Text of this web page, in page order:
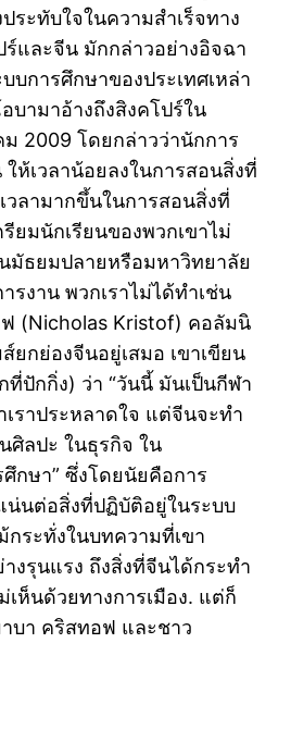
ระทับใจในความสำเร็จทาง
ร์และจีน มักกล่าวอย่างอิจฉา
บการศึกษาของประเทศเหล่า
บามาอ้างถึงสิงคโปร์ใน
2009 โดยกล่าวว่านักการ
ห้เวลาน้อยลงในการสอนสิ่งที่
วลามากขึ้นในการสอนสิ่งที่
รียมนักเรียนของพวกเขาไม่
นมัธยมปลายหรือมหาวิทยาลัย
รงาน พวกเราไม่ได้ทำเช่น
(Nicholas Kristof) คอลัมนิ
ยกย่องจีนอยู่เสมอ เขาเขียน
ปักกิ่ง) ว่า “วันนี้ มันเป็นกีฬา
ราประหลาดใจ แต่จีนจะทำ
ศิลปะ ในธุรกิจ ใน
กษา” ซึ่งโดยนัยคือการ
นต่อสิ่งที่ปฏิบัติอยู่ในระบบ
ระทั่งในบทความที่เขา
งรุนแรง ถึงสิ่งที่จีนได้กระทำ
เห็นด้วยทางการเมือง. แต่ก็
บา คริสทอฟ และชาว